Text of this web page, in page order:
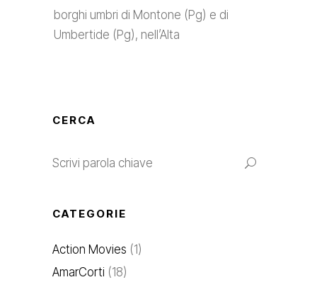
borghi umbri di Montone (Pg) e di
Umbertide (Pg), nell’Alta
CERCA
CATEGORIE
Action Movies (1)
AmarCorti (18)